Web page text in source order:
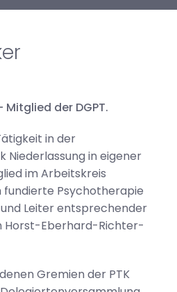
Mitglied der DGPT.
in der
Niederlassung in eigener
im Arbeitskreis
fundierte Psychotherapie
Leiter entsprechender
Horst-Eberhard-Richter-
Gremien der PTK